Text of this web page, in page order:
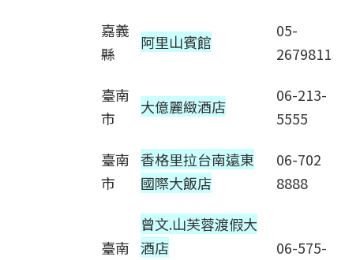
嘉義
縣
阿里山賓館
05-
2679811
臺南
市
大億麗緻酒店
06-213-
5555
臺南
市
香格里拉台南遠東
國際大飯店
06-702
8888
臺南
曾文.山芙蓉渡假大
酒店
06-575-